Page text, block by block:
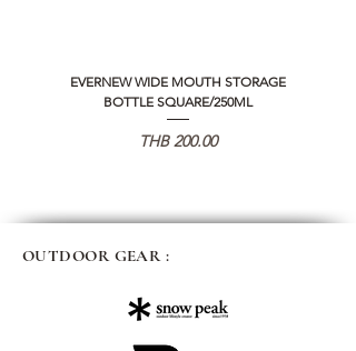
EVERNEW WIDE MOUTH STORAGE
BOTTLE SQUARE/250ML
価格
THB 200.00
OUTDOOR GEAR :